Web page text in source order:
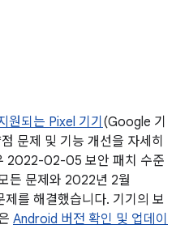
원되는 Pixel 기기 (Google 기
문제 및 기능 개선을 자세히
2022-02-05 보안 패치 수준
든 문제와 2022년 2월
를 해결했습니다. 기기의 보
Android 버전 확인 및 업데이